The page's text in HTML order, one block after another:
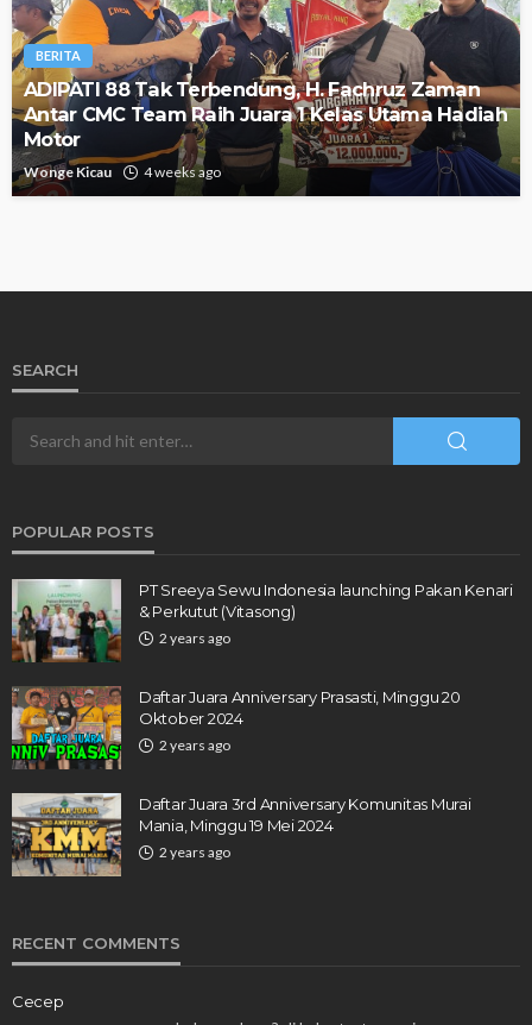
BERITA
ADIPATI 88 Tak Terbendung, H. Fachruz Zaman
Antar CMC Team Raih Juara 1 Kelas Utama Hadiah
Motor
Wonge Kicau 4 weeks ago
SEARCH
POPULAR POSTS
PT Sreeya Sewu Indonesia launching Pakan Kenari
& Perkutut (Vitasong)
2 years ago
Daftar Juara Anniversary Prasasti, Minggu 20
Oktober 2024
2 years ago
Daftar Juara 3rd Anniversary Komunitas Murai
Mania, Minggu 19 Mei 2024
2 years ago
RECENT COMMENTS
Cecep